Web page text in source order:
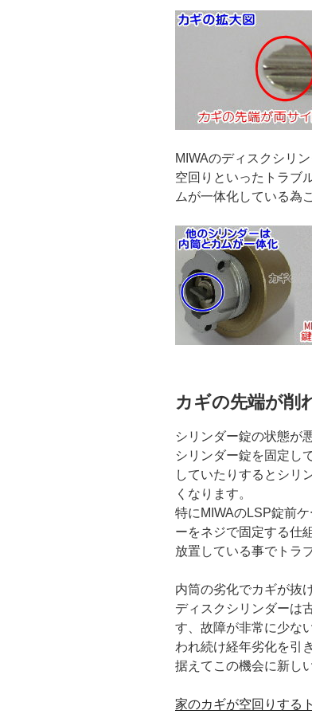
MIWAのディスクシリ
空回りといったトラブ
ムが一体化している為
カギの先端が削
シリンダー錠の状態が
シリンダー錠を固定し
していたりするとシリ
くなります。
特にMIWAのLSP錠前
ーをネジで固定する仕
放置している事でトラ
内筒の劣化でカギが抜
ディスクシリンダーは
す、故障が非常に少な
われ続け経年劣化を引
据えてこの機会に新し
家のカギが空回りする